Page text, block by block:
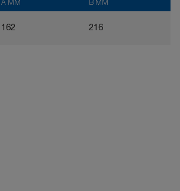
A MM B MM
162 216